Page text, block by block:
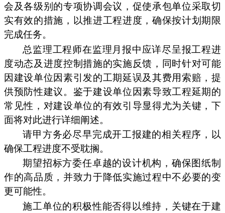
会及各级别的专项协调会议，促使承包单位采取切
实有效的措施，以推进工程进度，确保按计划期限
完成任务。
总监理工程师在监理月报中应详尽呈报工程进
度动态及进度控制措施的实施反馈，同时针对可能
因建设单位因素引发的工期延误及其费用索赔，提
供预防性建议。鉴于建设单位因素导致工程延期的
常见性，对建设单位的有效引导显得尤为关键，下
面将对此进行详细阐述。
请甲方务必尽早完成开工报建的相关程序，以
确保工程进度不受耽搁。
期望招标方委任卓越的设计机构，确保图纸制
作的高品质，并致力于降低实施过程中不必要的变
更可能性。
施工单位的积极性能否得以维持，关键在于建